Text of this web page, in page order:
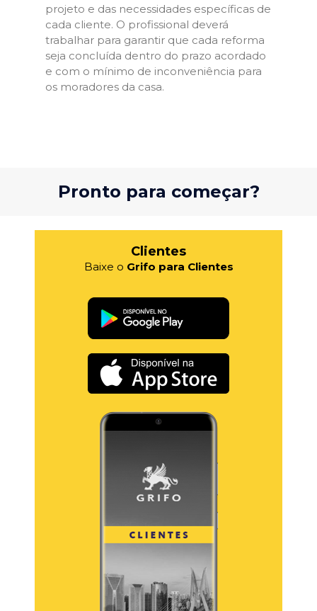
projeto e das necessidades específicas de
cada cliente. O profissional deverá
trabalhar para garantir que cada reforma
seja concluída dentro do prazo acordado
e com o mínimo de inconveniência para
os moradores da casa.
Pronto para começar?
Clientes
Baixe o Grifo para Clientes